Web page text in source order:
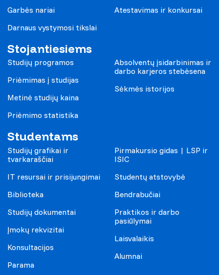
Garbės nariai
Darnaus vystymosi tikslai
Atestavimas ir konkursai
Stojantiesiems
Studijų programos
Priėmimas į studijas
Metinė studijų kaina
Priėmimo statistika
Absolventų įsidarbinimas ir
darbo karjeros stebėsena
Sėkmės istorijos
Studentams
Studijų grafikai ir
tvarkaraščiai
IT resursai ir prisijungimai
Biblioteka
Studijų dokumentai
Įmokų rekvizitai
Konsultacijos
Parama
Pirmakursio gidas | LSP ir
ISIC
Studentų atstovybė
Bendrabučiai
Praktikos ir darbo
pasiūlymai
Laisvalaikis
Alumnai